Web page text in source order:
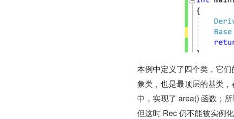
本例中定义了四个类，它
象类，也是最顶层的基类
中，实现了 area() 函数；
但这时 Rec 仍不能被实例